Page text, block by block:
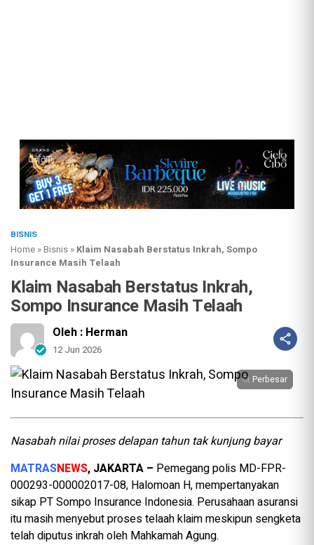
BISNIS
Home »Bisnis » Klaim Nasabah Berstatus Inkrah, Sompo
Insurance Masih Telaah
Klaim Nasabah Berstatus Inkrah,
Sompo Insurance Masih Telaah
Oleh : Herman
12 Jun 2026
Perbesar
Nasabah nilai proses delapan tahun tak kunjung bayar
MATRASNEWS, JAKARTA – Pemegang polis MD-FPR-
000293-000002017-08, Halomoan H, mempertanyakan
sikap PT Sompo Insurance Indonesia. Perusahaan asuransi
itu masih menyebut proses telaah klaim meskipun sengketa
telah diputus inkrah oleh Mahkamah Agung.